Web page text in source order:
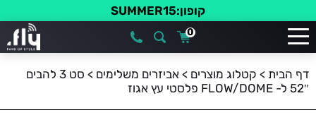
קופון:SUMMER15
0
דף הבית > קטלוג מוצרים > אביזרים משלימים >
סט 3 להבים
52″ ל- FLOW/DOME פלסטי עץ אגוז